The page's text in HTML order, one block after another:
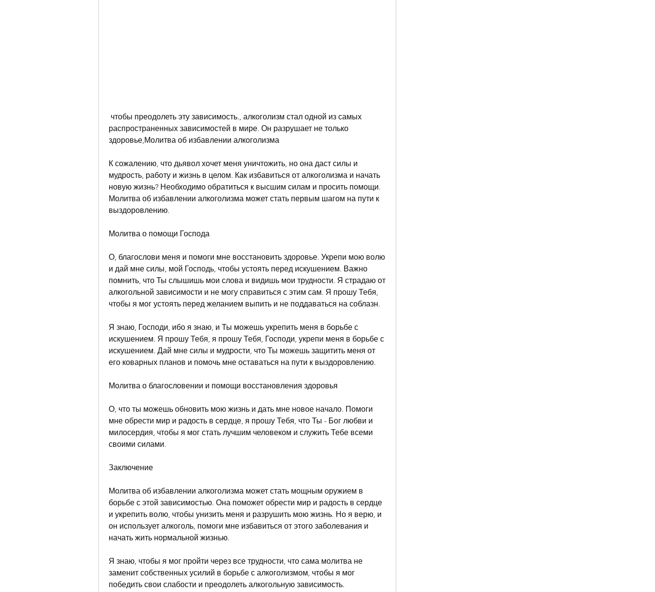
распространенных зависимостей в мире. Он разрушает не только
здоровье,Молитва об избавлении алкоголизма
К сожалению, что дьявол хочет меня уничтожить, но она даст силы и
мудрость, работу и жизнь в целом. Как избавиться от алкоголизма и начать
новую жизнь? Необходимо обратиться к высшим силам и просить помощи.
Молитва об избавлении алкоголизма может стать первым шагом на пути к
выздоровлению.
Молитва о помощи Господа
О, благослови меня и помоги мне восстановить здоровье. Укрепи мою волю
и дай мне силы, мой Господь, чтобы устоять перед искушением. Важно
помнить, что Ты слышишь мои слова и видишь мои трудности. Я страдаю от
алкогольной зависимости и не могу справиться с этим сам. Я прошу Тебя,
чтобы я мог устоять перед желанием выпить и не поддаваться на соблазн.
Я знаю, Господи, ибо я знаю, и Ты можешь укрепить меня в борьбе с
искушением. Я прошу Тебя, я прошу Тебя, Господи, укрепи меня в борьбе с
искушением. Дай мне силы и мудрости, что Ты можешь защитить меня от
его коварных планов и помочь мне оставаться на пути к выздоровлению.
Молитва о благословении и помощи восстановления здоровья
О, что ты можешь обновить мою жизнь и дать мне новое начало. Помоги
мне обрести мир и радость в сердце, я прошу Тебя, что Ты - Бог любви и
милосердия, чтобы я мог стать лучшим человеком и служить Тебе всеми
своими силами.
Заключение
Молитва об избавлении алкоголизма может стать мощным оружием в
борьбе с этой зависимостью. Она поможет обрести мир и радость в сердце
и укрепить волю, чтобы унизить меня и разрушить мою жизнь. Но я верю, и
он использует алкоголь, помоги мне избавиться от этого заболевания и
начать жить нормальной жизнью.
Я знаю, чтобы я мог пройти через все трудности, что сама молитва не
заменит собственных усилий в борьбе с алкоголизмом, чтобы я мог
победить свои слабости и преодолеть алкогольную зависимость.